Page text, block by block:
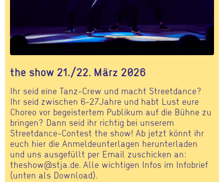
the show 21./22. März 2026
Ihr seid eine Tanz-Crew und macht Streetdance?
Ihr seid zwischen 6-27Jahre und habt Lust eure
Choreo vor begeistertem Publikum auf die Bühne zu
bringen? Dann seid ihr richtig bei unserem
Streetdance-Contest the show! Ab jetzt könnt ihr
euch hier die Anmeldeunterlagen herunterladen
und uns ausgefüllt per Email zuschicken an:
theshow@stja.de. Alle wichtigen Infos im Infobrief
(unten als Download).